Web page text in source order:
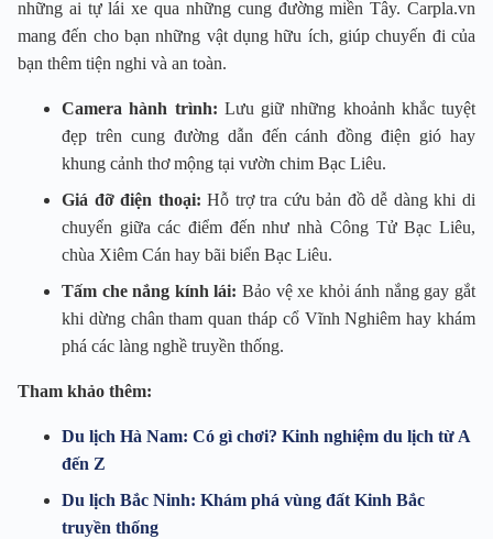
những ai tự lái xe qua những cung đường miền Tây. Carpla.vn
mang đến cho bạn những vật dụng hữu ích, giúp chuyến đi của
bạn thêm tiện nghi và an toàn.
Camera hành trình: Lưu giữ những khoảnh khắc tuyệt
đẹp trên cung đường dẫn đến cánh đồng điện gió hay
khung cảnh thơ mộng tại vườn chim Bạc Liêu.
Giá đỡ điện thoại: Hỗ trợ tra cứu bản đồ dễ dàng khi di
chuyển giữa các điểm đến như nhà Công Tử Bạc Liêu,
chùa Xiêm Cán hay bãi biển Bạc Liêu.
Tấm che nắng kính lái: Bảo vệ xe khỏi ánh nắng gay gắt
khi dừng chân tham quan tháp cổ Vĩnh Nghiêm hay khám
phá các làng nghề truyền thống.
Tham khảo thêm:
Du lịch Hà Nam: Có gì chơi? Kinh nghiệm du lịch từ A
đến Z
Du lịch Bắc Ninh: Khám phá vùng đất Kinh Bắc
truyền thống